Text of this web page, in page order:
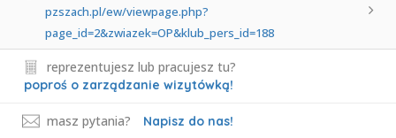
pzszach.pl/ew/viewpage.php?
page_id=2&zwiazek=OP&klub_pers_id=188
reprezentujesz lub pracujesz tu?
poproś o zarządzanie wizytówką!
masz pytania? Napisz do nas!